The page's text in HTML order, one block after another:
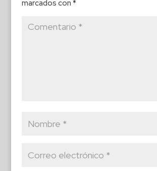
marcados con *